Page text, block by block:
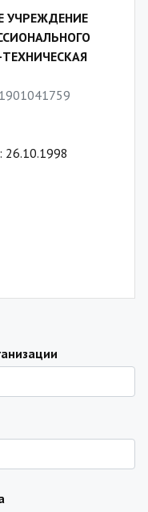
УЧРЕЖДЕНИЕ
26.10.1998